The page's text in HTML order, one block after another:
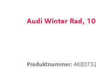
Audi Winter Rad,
Produktnummer: